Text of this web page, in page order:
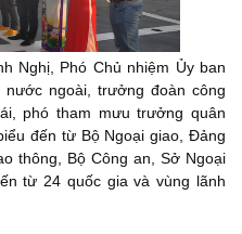
Nghị, Phó Chủ nhiệm Ủy ban
ngoài, trưởng đoàn công
phó tham mưu trưởng quân
đến từ Bộ Ngoại giao, Đảng
thông, Bộ Công an, Sở Ngoại
từ 24 quốc gia và vùng lãnh